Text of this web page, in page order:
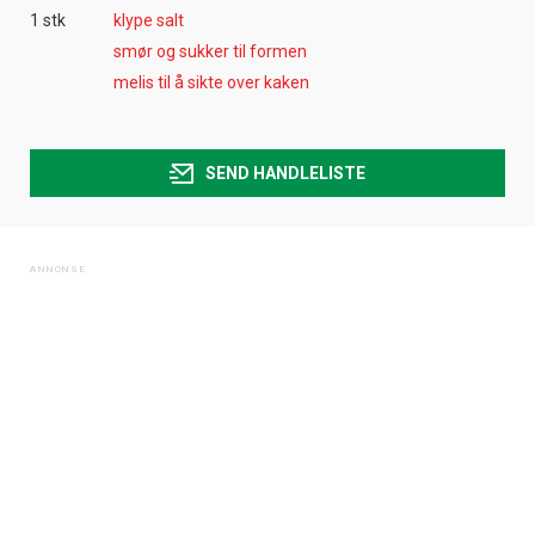
1 stk
klype salt
smør og sukker til formen
melis til å sikte over kaken
SEND HANDLELISTE